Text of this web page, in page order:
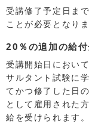
受講修了予定日ま
ことが必要となりま
20％の追加の給
受講開始日におい
サルタント試験に
てかつ修了した日
として雇用された
給を受けられます。